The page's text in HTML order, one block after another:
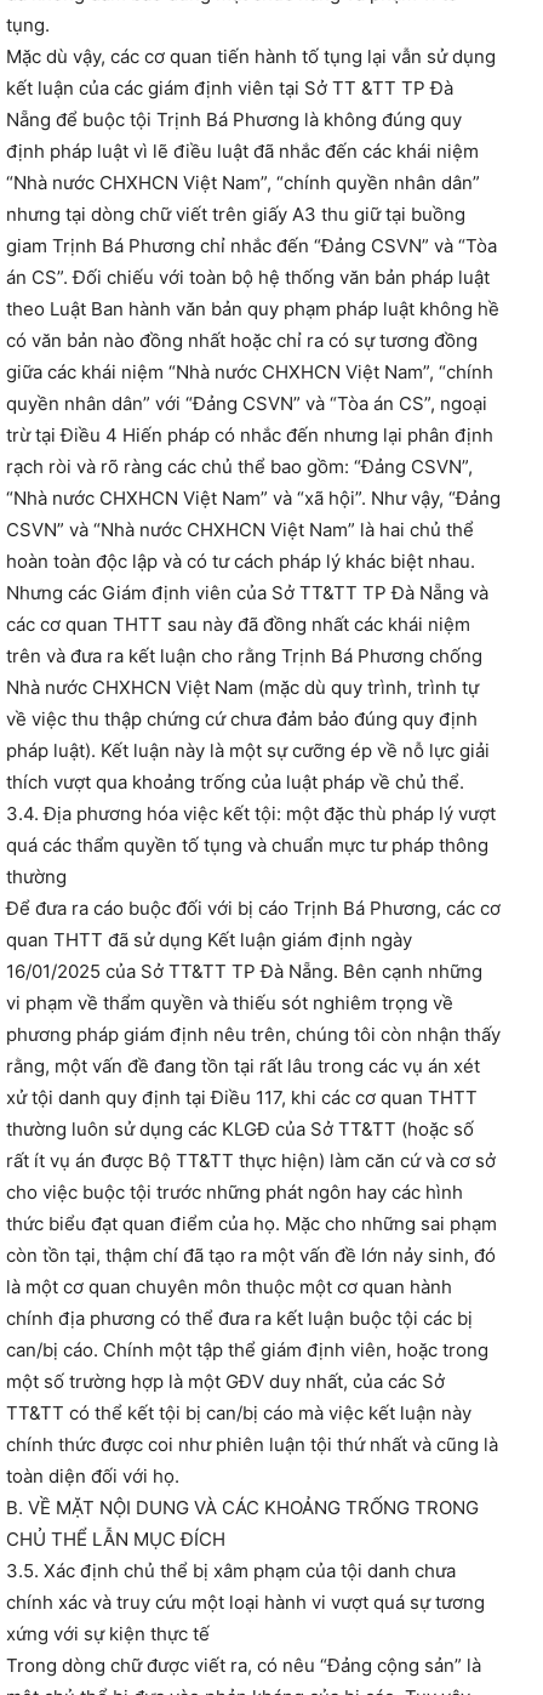
tụng.
Mặc dù vậy, các cơ quan tiến hành tố tụng lại vẫn sử dụng
kết luận của các giám định viên tại Sở TT &TT TP Đà
Nẵng để buộc tội Trịnh Bá Phương là không đúng quy
định pháp luật vì lẽ điều luật đã nhắc đến các khái niệm
“Nhà nước CHXHCN Việt Nam”, “chính quyền nhân dân”
nhưng tại dòng chữ viết trên giấy A3 thu giữ tại buồng
giam Trịnh Bá Phương chỉ nhắc đến “Đảng CSVN” và “Tòa
án CS”. Đối chiếu với toàn bộ hệ thống văn bản pháp luật
theo Luật Ban hành văn bản quy phạm pháp luật không hề
có văn bản nào đồng nhất hoặc chỉ ra có sự tương đồng
giữa các khái niệm “Nhà nước CHXHCN Việt Nam”, “chính
quyền nhân dân” với “Đảng CSVN” và “Tòa án CS”, ngoại
trừ tại Điều 4 Hiến pháp có nhắc đến nhưng lại phân định
rạch ròi và rõ ràng các chủ thể bao gồm: “Đảng CSVN”,
“Nhà nước CHXHCN Việt Nam” và “xã hội”. Như vậy, “Đảng
CSVN” và “Nhà nước CHXHCN Việt Nam” là hai chủ thể
hoàn toàn độc lập và có tư cách pháp lý khác biệt nhau.
Nhưng các Giám định viên của Sở TT&TT TP Đà Nẵng và
các cơ quan THTT sau này đã đồng nhất các khái niệm
trên và đưa ra kết luận cho rằng Trịnh Bá Phương chống
Nhà nước CHXHCN Việt Nam (mặc dù quy trình, trình tự
về việc thu thập chứng cứ chưa đảm bảo đúng quy định
pháp luật). Kết luận này là một sự cưỡng ép về nỗ lực giải
thích vượt qua khoảng trống của luật pháp về chủ thể.
3.4. Địa phương hóa việc kết tội: một đặc thù pháp lý vượt
quá các thẩm quyền tố tụng và chuẩn mực tư pháp thông
thường
Để đưa ra cáo buộc đối với bị cáo Trịnh Bá Phương, các cơ
quan THTT đã sử dụng Kết luận giám định ngày
16/01/2025 của Sở TT&TT TP Đà Nẵng. Bên cạnh những
vi phạm về thẩm quyền và thiếu sót nghiêm trọng về
phương pháp giám định nêu trên, chúng tôi còn nhận thấy
rằng, một vấn đề đang tồn tại rất lâu trong các vụ án xét
xử tội danh quy định tại Điều 117, khi các cơ quan THTT
thường luôn sử dụng các KLGĐ của Sở TT&TT (hoặc số
rất ít vụ án được Bộ TT&TT thực hiện) làm căn cứ và cơ sở
cho việc buộc tội trước những phát ngôn hay các hình
thức biểu đạt quan điểm của họ. Mặc cho những sai phạm
còn tồn tại, thậm chí đã tạo ra một vấn đề lớn nảy sinh, đó
là một cơ quan chuyên môn thuộc một cơ quan hành
chính địa phương có thể đưa ra kết luận buộc tội các bị
can/bị cáo. Chính một tập thể giám định viên, hoặc trong
một số trường hợp là một GĐV duy nhất, của các Sở
TT&TT có thể kết tội bị can/bị cáo mà việc kết luận này
chính thức được coi như phiên luận tội thứ nhất và cũng là
toàn diện đối với họ.
B. VỀ MẶT NỘI DUNG VÀ CÁC KHOẢNG TRỐNG TRONG
CHỦ THỂ LẪN MỤC ĐÍCH
3.5. Xác định chủ thể bị xâm phạm của tội danh chưa
chính xác và truy cứu một loại hành vi vượt quá sự tương
xứng với sự kiện thực tế
Trong dòng chữ được viết ra, có nêu “Đảng cộng sản” là